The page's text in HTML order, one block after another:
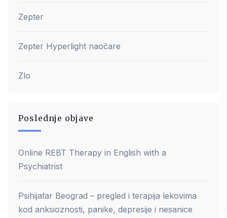
Zepter
Zepter Hyperlight naočare
Zlo
Poslednje objave
Online REBT Therapy in English with a
Psychiatrist
Psihijatar Beograd – pregled i terapija lekovima
kod anksioznosti, panike, depresije i nesanice